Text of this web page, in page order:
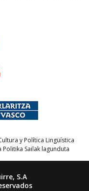
y Política Lingüística
Politika Sailak lagunduta
S.A